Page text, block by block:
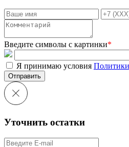
Введите символы с картинки*
Я принимаю условия
Отправить
Уточнить остатки